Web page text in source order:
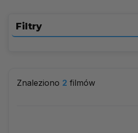
Filtry
Znaleziono 2 filmów